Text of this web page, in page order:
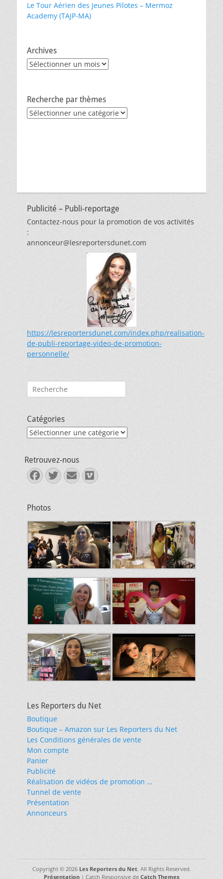
Le Tour Aérien des Jeunes Pilotes – Mermoz
Academy (TAJP-MA)
Archives
Archives
Recherche par thèmes
Recherche
Publicité – Publi-reportage
Contactez-nous pour la promotion de vos activités
:
annonceur@lesreportersdunet.com
https://lesreportersdunet.com/index.php/realisation-
de-publi-reportage-video-de-promotion-
personnelle/
Rechercher :
Catégories
Catégories
Retrouvez-nous
Facebook
Twitter
E-
mail
Vimeo
Photos
Les Reporters du Net
Boutique
Boutique – Amazon sur Les Reporters du Net
Les Conditions générales de vente
Mon compte
Panier
Publicité
Réalisation de vidéos de promotion …
Tunnel de vente
Présentation
Annonceurs
Copyright © 2026 Les Reporters du Net. All Rights Reserved.
Présentation | Catch Responsive de Catch Themes